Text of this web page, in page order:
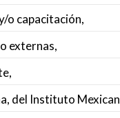
o capacitación,
externas,
del Instituto